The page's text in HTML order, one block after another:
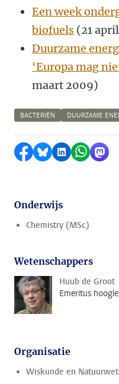
Een week
biofuels (21
Duurzame
‘Europa mag
maart 2009)
BACTERIËN DUURZAME
Delen op Facebook
Delen via Bluesky
Delen op
Delen
Onderwijs
Chemistry (MSc)
Wetenschappers
Huub de Groot
Emeritus
Organisatie
Wiskunde en